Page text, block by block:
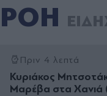
ΡΟΗ
Πριν 4 λεπτά
Κυριάκος
Μαρέβα στα Χανιά